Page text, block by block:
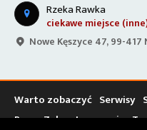
Rzeka Rawka
ciekawe miejsce
Nowe Kęszyce 47, 99-417
Warto zobaczyć Serwisy
Bary Zakwaterowanie